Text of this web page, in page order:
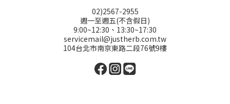
02)2567-2955
週一至週五(不含假日)
9:00~12:30、13:30~17:30
servicemail@justherb.com.tw
104台北市南京東路二段76號9樓